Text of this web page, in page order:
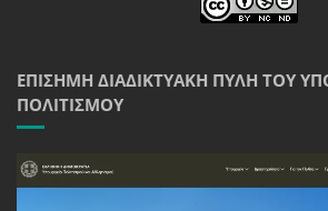
ΕΠΊΣΗΜΗ ΔΙΑΔΙΚΤΥΑΚΉ ΠΎΛΗ ΤΟΥ
ΠΟΛΙΤΙΣΜΟΎ